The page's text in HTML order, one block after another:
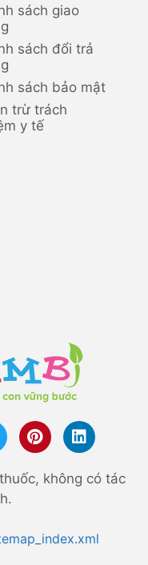
sách giao
sách đổi trả
sách bảo mật
trừ trách
y tế
không có tác